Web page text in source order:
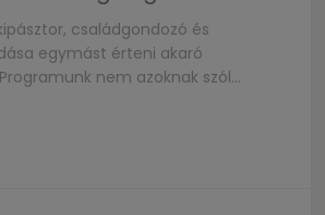
családgondozó és
egymást érteni akaró
nem azoknak szól
hogy a társsal való
akik szeretnének megerősödni,
kapni bibliai alapelvek